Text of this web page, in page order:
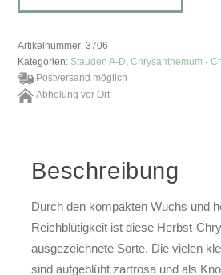
Artikelnummer:3706
Kategorien: Stauden A-D ,Chrysanthemum -
Postversand möglich
Abholung vor Ort
Beschreibung
Durch den kompakten Wuchs und
Reichblütigkeit ist diese Herbst-
ausgezeichnete Sorte. Die vielen
sind aufgeblüht zartrosa und als